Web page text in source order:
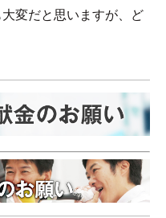
変だと思いますが、ど